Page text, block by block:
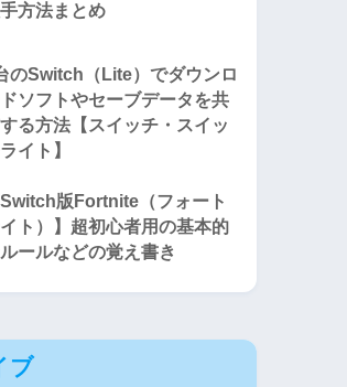
方法まとめ
のSwitch（Lite）でダウンロ
ソフトやセーブデータを共
る方法【スイッチ・スイッ
イト】
Switch版Fortnite（フォート
ト）】超初心者用の基本的
ールなどの覚え書き
ブ